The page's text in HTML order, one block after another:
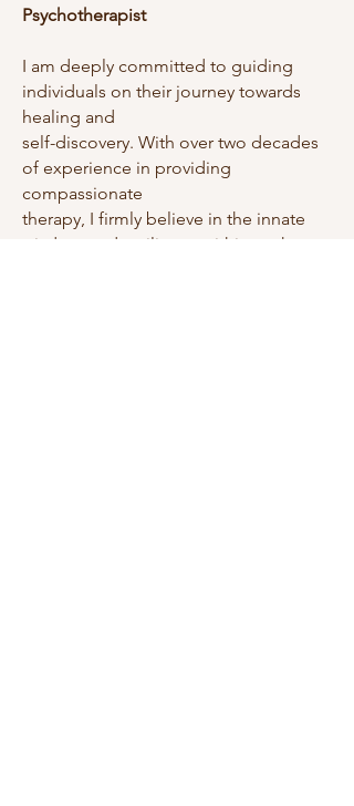
Psychotherapist​
I am deeply committed to guiding
individuals on their journey towards
healing and
self-discovery. With over two decades
of experience in providing
compassionate
therapy, I firmly believe in the innate
wisdom and resilience within each